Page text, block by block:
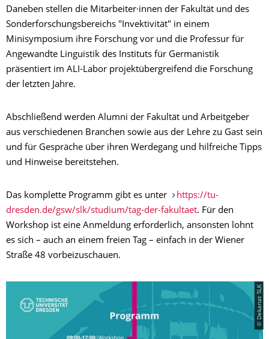
Daneben stellen die Mitarbeiter·innen der Fakultät und des
Sonderforschungsbereichs "Invektivität" in einem
Minisymposium ihre Forschung vor und die Professur für
Angewandte Linguistik des Instituts für Germanistik
präsentiert im ALI-Labor projektübergreifend die Forschung
der letzten Jahre.
Abschließend werden Alumni der Fakultät und Arbeitgeber
aus verschiedenen Branchen sowie aus der Lehre zu Gast sein
und für Gespräche über ihren Werdegang und hilfreiche Tipps
und Hinweise bereitstehen.
Das komplette Programm gibt es unter
https://tu-
dresden.de/gsw/slk/studium/tag-der-fakultaet. Für den
Workshop ist eine Anmeldung erforderlich, ansonsten lohnt
es sich – auch an einem freien Tag – einfach in der Wiener
Straße 48 vorbeizuschauen.
© Dekanat SLK